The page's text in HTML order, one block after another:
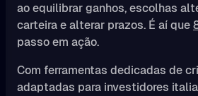
ao equilibrar ganhos, escolhas
carteira e alterar prazos. É aí que
passo em ação.
Com ferramentas dedicadas de
adaptadas para investidores